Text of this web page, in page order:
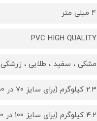
4 میلی متر
PVC HIGH QUALITY
مشکی ، سفید ، طلایی ، زرشکی
2.3 کیلوگرم (برای سایز 70 در 50)
4.2 کیلوگرم (برای سایز 100 در 70)